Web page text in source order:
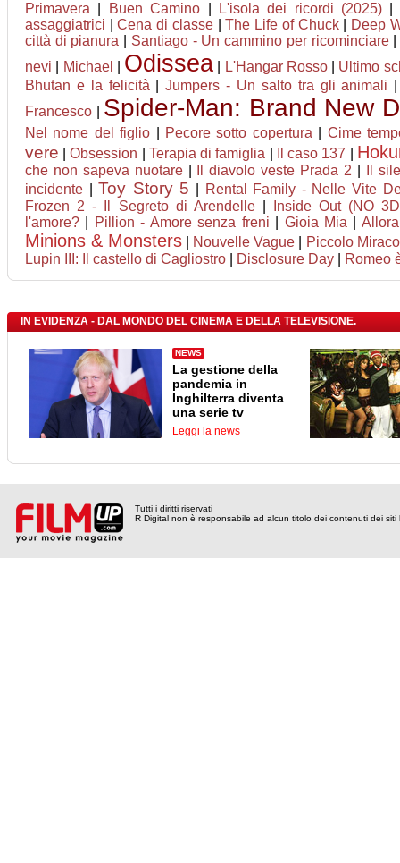
Primavera Buen Camino L'isola dei ricordi (2025)
assaggiatrici |Cena di classe|The Life of Chuck|
Deep
città di pianura
Santiago - Un cammino per ricominciare|
nevi
Michael Odissea L'Hangar Rosso| Ultimo
Bhutan e la felicità |Jumpers - Un salto tra gli animali
Francesco
Spider-Man: Brand New
Nel nome del figlio Pecore sotto copertura Cime
vere |Obsession Terapia di famiglia Il caso 137
che non sapeva nuotare| Il diavolo veste Prada 2
Il
incidente |Toy Story 5
Rental Family - Nelle Vite
Frozen 2 - Il Segreto di Arendelle|
Inside Out (NO
l'amore?
Pillion - Amore senza freni Gioia Mia
Minions & Monsters Nouvelle Vague
Piccolo
Lupin III: Il castello di Cagliostro
Disclosure Day Romeo
IN EVIDENZA - DAL MONDO DEL CINEMA E DELLA TELEVISIONE.
NEWS
La gestione della
pandemia in
Inghilterra diventa
una serie tv
Leggi la news
Tutti i diritti riservati
R Digital non è responsabile ad alcun titolo dei contenuti dei siti